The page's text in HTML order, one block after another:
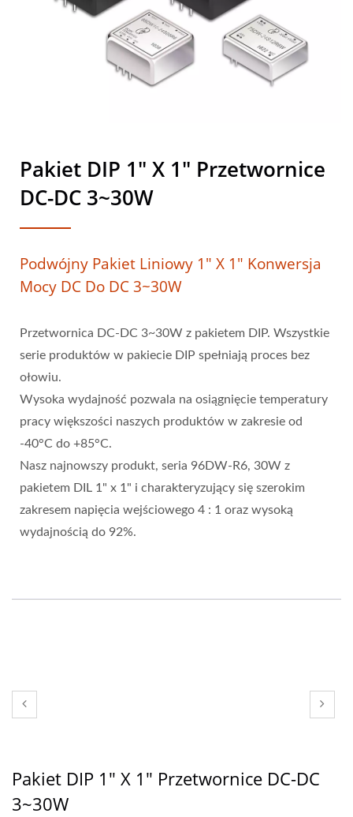
Pakiet DIP 1" X 1" Przetwornice
DC-DC 3~30W
Podwójny Pakiet Liniowy 1" X 1" Konwersja
Mocy DC Do DC 3~30W
Przetwornica DC-DC 3~30W z pakietem DIP. Wszystkie
serie produktów w pakiecie DIP spełniają proces bez
ołowiu.
Wysoka wydajność pozwala na osiągnięcie temperatury
pracy większości naszych produktów w zakresie od
-40°C do +85°C.
Nasz najnowszy produkt, seria 96DW-R6, 30W z
pakietem DIL 1" x 1" i charakteryzujący się szerokim
zakresem napięcia wejściowego 4 : 1 oraz wysoką
wydajnością do 92%.
Pakiet DIP 1" X 1" Przetwornice DC-DC
3~30W